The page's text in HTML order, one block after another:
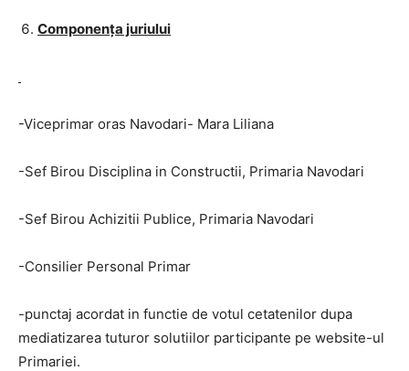
Componența juriului
-Viceprimar oras Navodari- Mara Liliana
-Sef Birou Disciplina in Constructii, Primaria Navodari
-Sef Birou Achizitii Publice, Primaria Navodari
-Consilier Personal Primar
-punctaj acordat in functie de votul cetatenilor dupa
mediatizarea tuturor solutiilor participante pe website-ul
Primariei.